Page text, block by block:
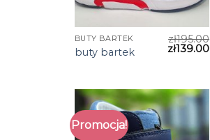
BUTY BARTEK
buty bartek
zł195.00
zł139.00
Promocja!